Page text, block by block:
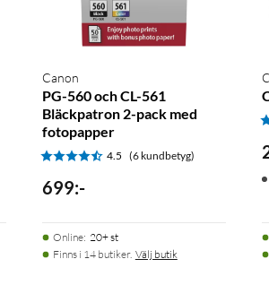
Canon
PG-560 och CL-561
Bläckpatron 2-pack med
fotopapper
4.5 (6 kundbetyg)
699:-
Online: 20+ st
Finns i 14 butiker. Välj butik